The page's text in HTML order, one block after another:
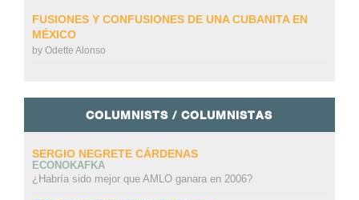
FUSIONES Y CONFUSIONES DE UNA CUBANITA EN
MÉXICO
by Odette Alonso
COLUMNISTS / COLUMNISTAS
SERGIO NEGRETE CÁRDENAS
ECONOKAFKA
¿Habría sido mejor que AMLO ganara en 2006?